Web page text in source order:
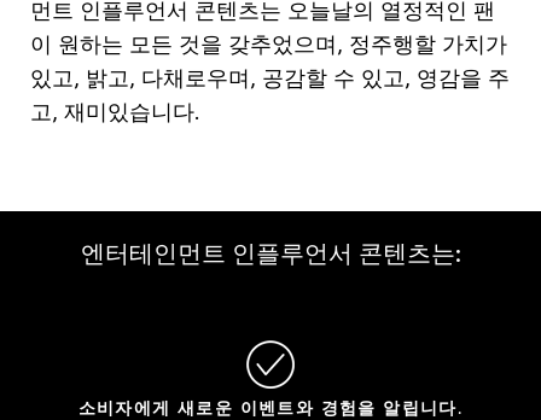
먼트 인플루언서 콘텐츠는 오늘날의 열정적인 팬
이 원하는 모든 것을 갖추었으며, 정주행할 가치가
있고, 밝고, 다채로우며, 공감할 수 있고, 영감을 주
고, 재미있습니다.
엔터테인먼트 인플루언서 콘텐츠는:
소비자에게 새로운 이벤트와 경험을 알립니다.